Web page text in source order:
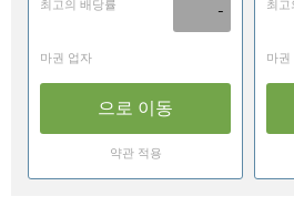
최고의 배당률 -
마권 업자
으로 이동
약관 적용
최고
마권